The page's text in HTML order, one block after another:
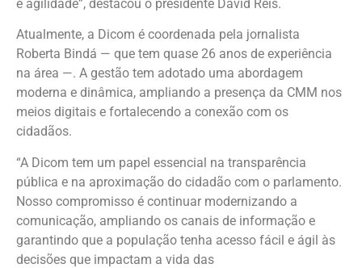
e agilidade”, destacou o presidente David Reis.
Atualmente, a Dicom é coordenada pela jornalista
Roberta Bindá — que tem quase 26 anos de experiência
na área —. A gestão tem adotado uma abordagem
moderna e dinâmica, ampliando a presença da CMM nos
meios digitais e fortalecendo a conexão com os
cidadãos.
“A Dicom tem um papel essencial na transparência
pública e na aproximação do cidadão com o parlamento.
Nosso compromisso é continuar modernizando a
comunicação, ampliando os canais de informação e
garantindo que a população tenha acesso fácil e ágil às
decisões que impactam a vida das